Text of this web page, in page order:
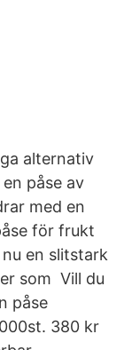
alternativ
påse av
med en
för frukt
en slitstark
som Vill du
påse
380 kr